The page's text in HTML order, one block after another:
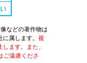
などの著作物は
属します。 複
ます。また、
ご遠慮くださ